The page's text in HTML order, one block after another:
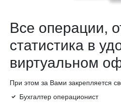
Все операции,
статистика в
виртуальном
При этом за Вами закрепляется
Бухгалтер операционист